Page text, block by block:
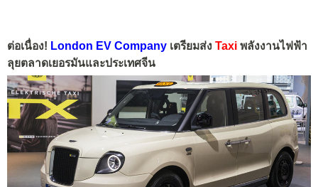
ต่อเนื่อง! London EV Company เตรียมส่ง Taxi พลังงานไฟฟ้า
ลุยตลาดเยอรมันและประเทศจีน